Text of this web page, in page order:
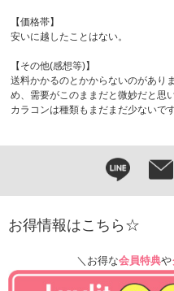
【価格帯】
安いに越したことはない。
【その他(感想等)】
送料かかるのとかからないのがあり
め、需要がこのままだと微妙だと思い
カラコンは種類もまだまだ少ないです
お得情報はこちら☆
＼お得な会員特典や